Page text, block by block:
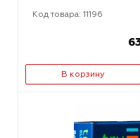
Код товара: 11196
В корзину